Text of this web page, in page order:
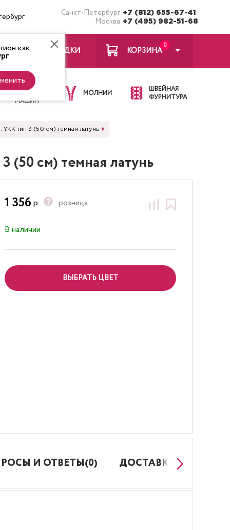
Санкт-Петербург +7 (812) 655-67-41
Москва +7 (495) 982-51-68
как: ЗАКЛАДКИ
0
КОРЗИНА
ИГЛЫ ДЛЯ
ШВЕЙНЫХ
МАШИН
МОЛНИИ
ШВЕЙНАЯ
ФУРНИТУРА
YKK тип 3 (50 см) темная латунь
(50 см) темная латунь
1 356 р. розница
В наличии
ВЫБРАТЬ ЦВЕТ
И ОТВЕТЫ(0) ДОСТАВКА И